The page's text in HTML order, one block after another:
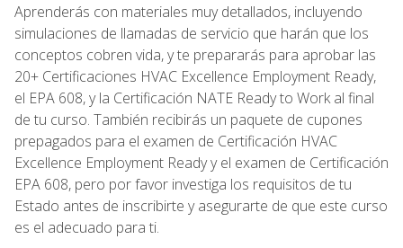
Aprenderás con materiales muy detallados, incluyendo
simulaciones de llamadas de servicio que harán que los
conceptos cobren vida, y te prepararás para aprobar las
20+ Certificaciones HVAC Excellence Employment Ready,
el EPA 608, y la Certificación NATE Ready to Work al final
de tu curso. También recibirás un paquete de cupones
prepagados para el examen de Certificación HVAC
Excellence Employment Ready y el examen de Certificación
EPA 608, pero por favor investiga los requisitos de tu
Estado antes de inscribirte y asegurarte de que este curso
es el adecuado para ti.